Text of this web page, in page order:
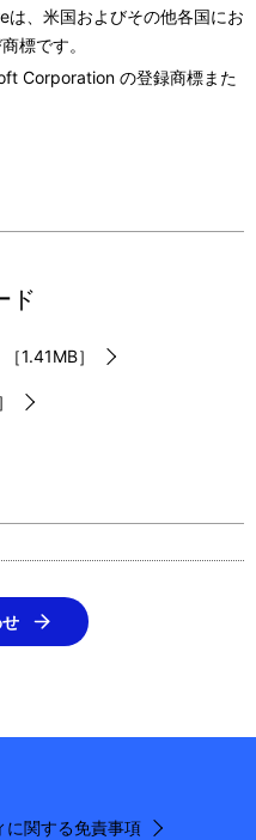
、米国およびその他各国にお
標です。
Corporation の登録商標また
ド
1.41MB］
に関する免責事項